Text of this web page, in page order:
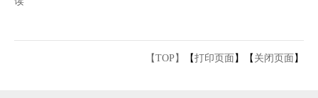
【TOP】 【打印页面 】【 关闭页面 】